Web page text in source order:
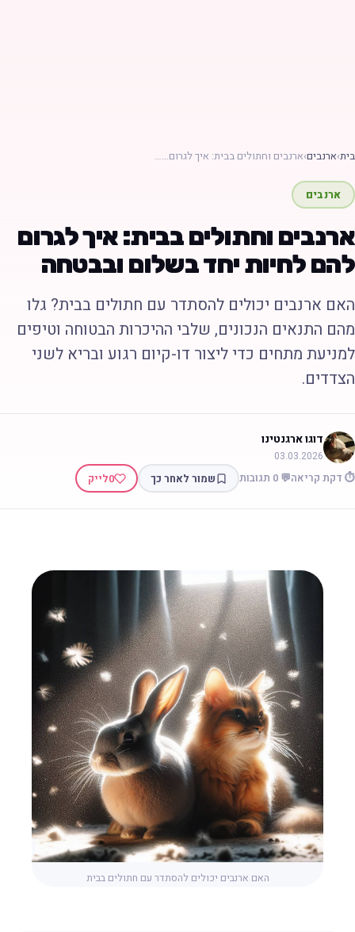
›ארנבים›ארנבים וחתולים בבית: איך לגרום……
ארנבים
וחתולים בבית: איך לגרום
לחיות יחד בשלום ובבטחה
ארנבים יכולים להסתדר עם חתולים בבית? גלו
התנאים הנכונים, שלבי ההיכרות הבטוחה וטיפים
מתחים כדי ליצור דו-קיום רגוע ובריא לשני
דוגו ארגנטינו
03.03.2026
דקת קריאה💬 0 תגובות שמור לאחר כך 0לייק
האם ארנבים יכולים להסתדר עם חתולים בבית